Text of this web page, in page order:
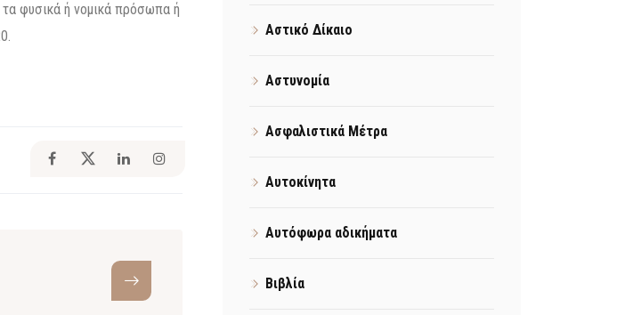
φυσικά ή νομικά πρόσωπα ή
Αστικό Δίκαιο
Αστυνομία
Ασφαλιστικά Μέτρα
Αυτοκίνητα
Αυτόφωρα αδικήματα
Βιβλία